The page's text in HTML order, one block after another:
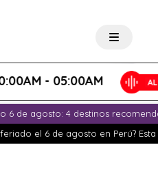
- 05:00AM
6 de agosto: 4 destinos
el 6 de agosto en Perú?